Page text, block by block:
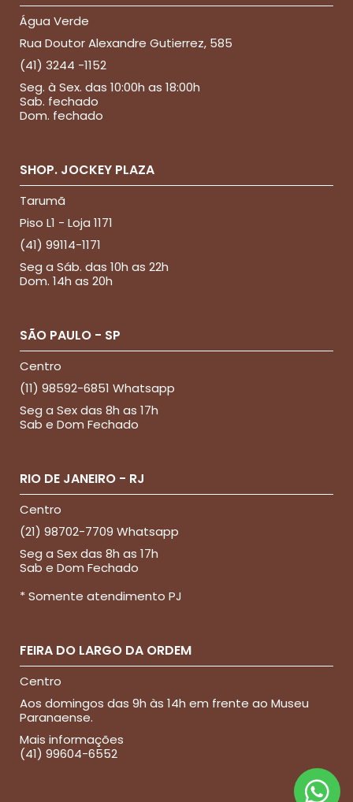
Água Verde
Rua Doutor Alexandre Gutierrez, 585
(41) 3244 -1152
Seg. à Sex. das 10:00h as 18:00h
Sab. fechado
Dom. fechado
SHOP. JOCKEY PLAZA
Tarumã
Piso L1 - Loja 1171
(41) 99114-1171
Seg a Sáb. das 10h as 22h
Dom. 14h as 20h
SÃO PAULO - SP
Centro
(11) 98592-6851 Whatsapp
Seg a Sex das 8h as 17h
Sab e Dom Fechado
RIO DE JANEIRO - RJ
Centro
(21) 98702-7709 Whatsapp
Seg a Sex das 8h as 17h
Sab e Dom Fechado
* Somente atendimento PJ
FEIRA DO LARGO DA ORDEM
Centro
Aos domingos das 9h às 14h em frente ao Museu
Paranaense.
Mais informações
(41) 99604-6552